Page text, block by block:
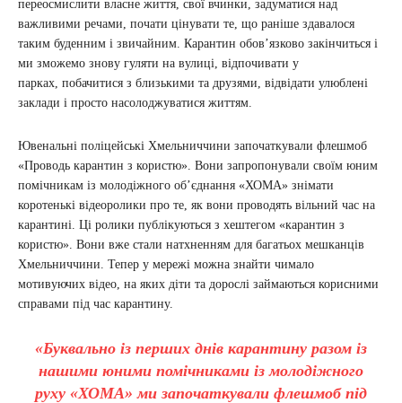
переосмислити власне життя, свої вчинки, задуматися над
важливими речами, почати цінувати те, що раніше здавалося
таким буденним і звичайним. Карантин обов’язково закінчиться і
ми зможемо знову гуляти на вулиці, відпочивати у
парках, побачитися з близькими та друзями, відвідати улюблені
заклади і просто насолоджуватися життям.
Ювенальні поліцейські Хмельниччини започаткували флешмоб
«Проводь карантин з користю». Вони запропонували своїм юним
помічникам із молодіжного об’єднання «ХОМА» знімати
коротенькі відеоролики про те, як вони проводять вільний час на
карантині. Ці ролики публікуються з хештегом «карантин з
користю». Вони вже стали натхненням для багатьох мешканців
Хмельниччини. Тепер у мережі можна знайти чимало
мотивуючих відео, на яких діти та дорослі займаються корисними
справами під час карантину.
«Буквально із перших днів карантину разом із
нашими юними помічниками із молодіжного
руху «ХОМА» ми започаткували флешмоб під